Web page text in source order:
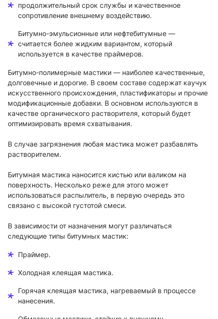
продолжительный срок службы и качественное
сопротивление внешнему воздействию.
Битумно-эмульсионные или нефтебитумные —
считается более жидким вариантом, который
используется в качестве праймеров.
Битумно-полимерные мастики — наиболее качественные,
долговечные и дорогие. В своем составе содержат каучук
искусственного происхождения, пластификаторы и прочие
модификационные добавки. В основном используются в
качестве органического растворителя, который будет
оптимизировать время схватывания.
В случае загрязнения любая мастика может разбавлять
растворителем.
Битумная мастика наносится кистью или валиком на
поверхность. Несколько реже для этого может
использоваться распылитель, в первую очередь это
связано с высокой густотой смеси.
В зависимости от назначения могут различаться
следующие типы битумных мастик:
Праймер.
Холодная клеящая мастика.
Горячая клеящая мастика, нагреваемый в процессе
нанесения.